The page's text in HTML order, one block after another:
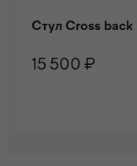
Стул Cross
15 500 ₽